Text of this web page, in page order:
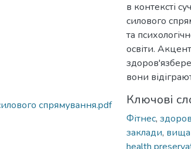
спрямування.pdf
в контексті
силового
та
освіти.
вони
Ключові
Фітнес,
заклади, вища